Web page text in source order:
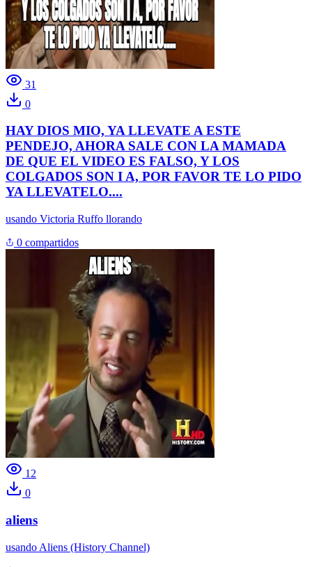
31
0
HAY DIOS MIO, YA LLEVATE A ESTE
PENDEJO, AHORA SALE CON LA MAMADA
DE QUE EL VIDEO ES FALSO, Y LOS
COLGADOS SON I A, POR FAVOR TE LO PIDO
YA LLEVATELO....
usando Victoria Ruffo llorando
0 compartidos
12
0
aliens
usando Aliens (History Channel)